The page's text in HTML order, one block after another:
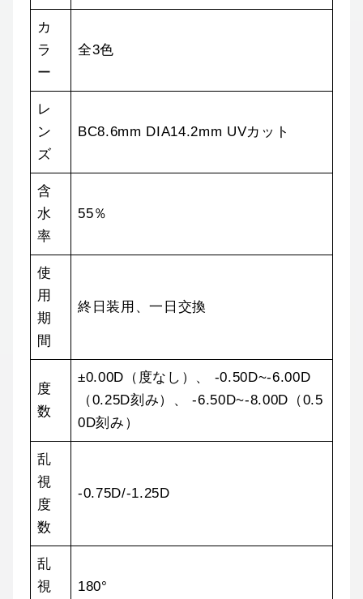
カ
ラ
ー
全3色
レ
ン
ズ
BC8.6mm DIA14.2mm UVカット
含
水
率
55％
使
用
期
間
終日装用、一日交換
度
数
±0.00D（度なし）、 -0.50D~-6.00D
（0.25D刻み）、 -6.50D~-8.00D（0.5
0D刻み）
乱
視
度
数
-0.75D/-1.25D
乱
視
180°